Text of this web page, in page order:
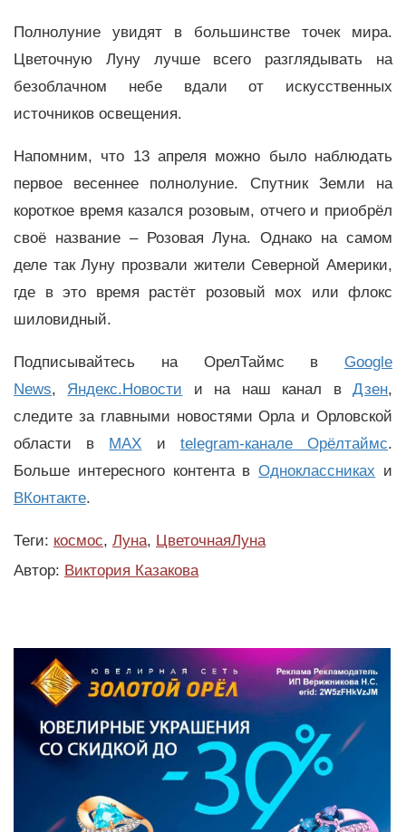
Полнолуние увидят в большинстве точек мира.
Цветочную Луну лучше всего разглядывать на
безоблачном небе вдали от искусственных
источников освещения.
Напомним, что 13 апреля можно было наблюдать
первое весеннее полнолуние. Спутник Земли на
короткое время казался розовым, отчего и приобрёл
своё название – Розовая Луна. Однако на самом
деле так Луну прозвали жители Северной Америки,
где в это время растёт розовый мох или флокс
шиловидный.
Подписывайтесь на ОрелТаймс в Google
News, Яндекс.Новости и на наш канал вДзен,
следите за главными новостями Орла и Орловской
области в MAX и telegram-канале Орёлтаймс.
Больше интересного контента вОдноклассниках и
ВКонтакте.
Теги: космос, Луна, ЦветочнаяЛуна
Автор: Виктория Казакова